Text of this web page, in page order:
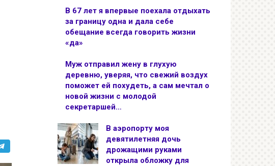
В 67 лет я впервые поехала отдыхать
за границу одна и дала себе
обещание всегда говорить жизни
«да»
Муж отправил жену в глухую
деревню, уверяя, что свежий воздух
поможет ей похудеть, а сам мечтал о
новой жизни с молодой
секретаршей…
В аэропорту моя
девятилетняя дочь
дрожащими руками
открыла обложку для